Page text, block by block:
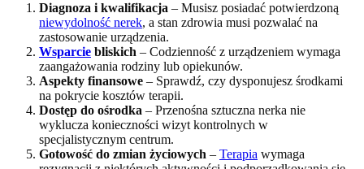
Diagnoza i kwalifikacja – Musisz posiadać potwierdzoną
niewydolność nerek, a stan zdrowia musi pozwalać na
zastosowanie urządzenia.
Wsparcie bliskich – Codzienność z urządzeniem wymaga
zaangażowania rodziny lub opiekunów.
Aspekty finansowe – Sprawdź, czy dysponujesz środkami
na pokrycie kosztów terapii.
Dostęp do ośrodka – Przenośna sztuczna nerka nie
wyklucza konieczności wizyt kontrolnych w
specjalistycznym centrum.
Gotowość do zmian życiowych – Terapia wymaga